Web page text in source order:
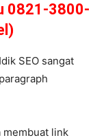
0821-3800-
SEO sangat
membuat link